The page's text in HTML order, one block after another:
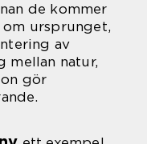
de kommer
ursprunget,
av
mellan natur,
gör